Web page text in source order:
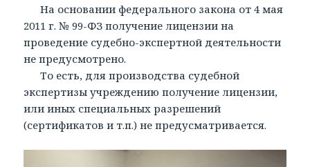
На основании федерального закона от 4 мая
2011 г. № 99-ФЗ получение лицензии на
проведение судебно-экспертной деятельности
не предусмотрено.
То есть, для производства судебной
экспертизы учреждению получение лицензии,
или иных специальных разрешений
(сертификатов и т.п.) не предусматривается.